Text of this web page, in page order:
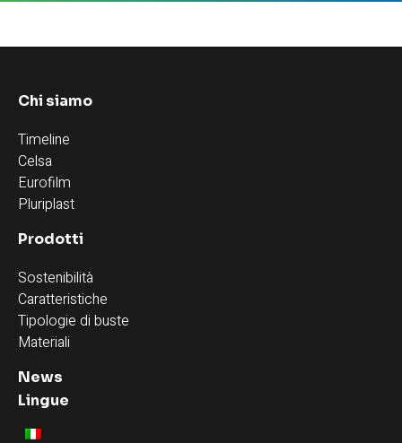
Chi siamo
Timeline
Celsa
Eurofilm
Pluriplast
Prodotti
Sostenibilità
Caratteristiche
Tipologie di buste
Materiali
News
Lingue